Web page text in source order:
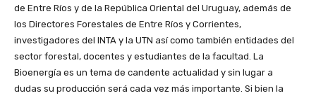
de Entre Ríos y de la República Oriental del Uruguay, además de
los Directores Forestales de Entre Ríos y Corrientes,
investigadores del INTA y la UTN así como también entidades del
sector forestal, docentes y estudiantes de la facultad. La
Bioenergía es un tema de candente actualidad y sin lugar a
dudas su producción será cada vez más importante. Si bien la